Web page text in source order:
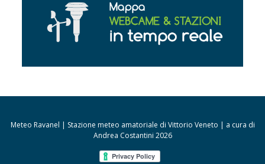
Meteo Ravanel | Stazione meteo amatoriale di Vittorio Veneto | a cura di
Andrea Costantini 2026